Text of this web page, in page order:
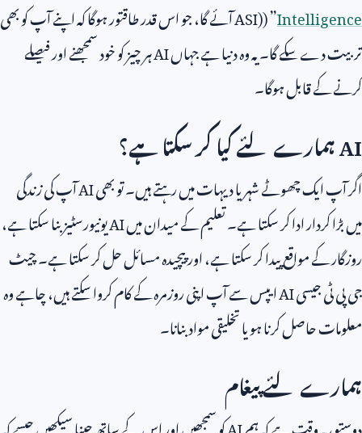
Intelligence
” (
ASI)آئے گا، جو اس قدر طاقتور ہوگا کہ اپنے آپ کو بھی
تربیت دے سکے گا۔ یہ وہ دنیا ہے جہاںAIہر چیز کو خود سمجھنے اور فیصلے
کرنے کے قابل ہوگا۔
AIہمارے لئے کیا کر سکتا ہے؟
اگر آپ ایک چھوٹے شہر یا دیہات میں رہتے ہیں۔ تو بھیAIآپ کی زندگی
میں بڑا کردار ادا کر سکتا ہے۔ تعلیم کے میدان میںAIیونیورسٹیز بنا سکتا ہے،
روزگار کے مواقع پیدا کر سکتا ہے، اور پیچیدہ مسائل حل کر سکتا ہے۔ چیٹ
جی پی ٹی جیسیAIایپس سے آپ اپنی روزمرہ کے کام کروا سکتے ہیں، چاہے وہ
معلومات حاصل کرنا ہو یا تخلیقی مواد بنانا۔
ہمارے لئے پیغام